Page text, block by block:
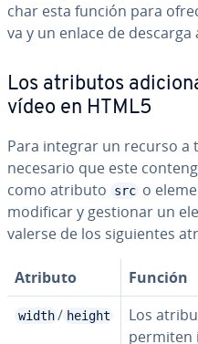
char esta función para
va y un enlace de descarga
Los atributos
vídeo en HTML5
Para integrar un recurso a
necesario que este
como atributo
src o
modificar y gestionar un
valerse de los si­guie­n­tes
Atributo Función
width / height Los
permiten